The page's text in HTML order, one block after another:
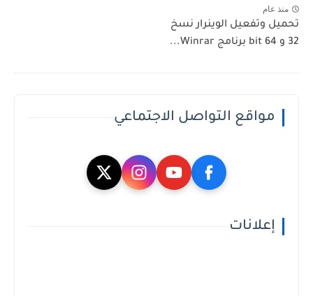
منذ عام
تحميل وتفعيل الوينرار نسخ
32 و 64 bit برنامج Winrar...
مواقع التواصل الاجتماعي
إعلانات